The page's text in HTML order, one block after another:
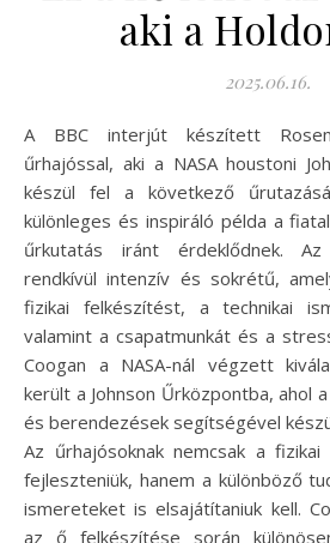
aki a
2025.06.16.
A BBC interjút készített Rosemary Coogannal, az
űrhajóssal, aki a NASA houstoni
készül fel a következő
különleges és inspiráló példa a
űrkutatás iránt érdeklődnek.
rendkívül intenzív és sokrétű,
fizikai felkészítést, a technikai
valamint a csapatmunkát és a
Coogan a NASA-nál végzett
került a Johnson Űrközpontba, ahol
és berendezések segítségével
Az űrhajósoknak nemcsak a fizikai
fejleszteniük, hanem a különböző
ismereteket is elsajátítaniuk kell.
az ő felkészítése során